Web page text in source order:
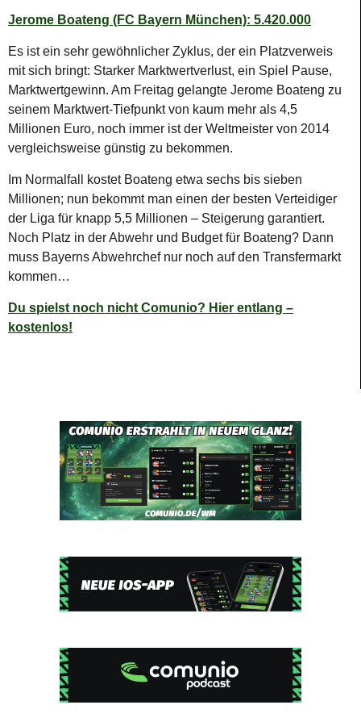
Jerome Boateng (FC Bayern München): 5.420.000
Es ist ein sehr gewöhnlicher Zyklus, der ein Platzverweis
mit sich bringt: Starker Marktwertverlust, ein Spiel Pause,
Marktwertgewinn. Am Freitag gelangte Jerome Boateng zu
seinem Marktwert-Tiefpunkt von kaum mehr als 4,5
Millionen Euro, noch immer ist der Weltmeister von 2014
vergleichsweise günstig zu bekommen.
Im Normalfall kostet Boateng etwa sechs bis sieben
Millionen; nun bekommt man einen der besten Verteidiger
der Liga für knapp 5,5 Millionen – Steigerung garantiert.
Noch Platz in der Abwehr und Budget für Boateng? Dann
muss Bayerns Abwehrchef nur noch auf den Transfermarkt
kommen…
Du spielst noch nicht Comunio? Hier entlang –
kostenlos!